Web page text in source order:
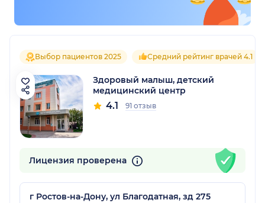
Выбор пациентов 2025 Средний рейтинг врачей 4.1
Здоровый малыш, детский
медицинский центр
4.1 91 отзыв
Лицензия проверена
г Ростов-на-Дону, ул Благодатная, зд 275